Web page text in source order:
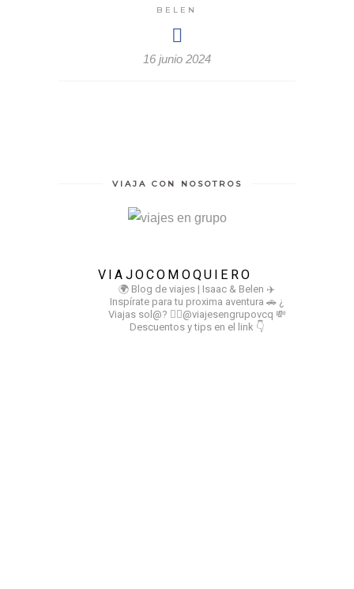
BELEN
16 junio 2024
VIAJA CON NOSOTROS
VIAJOCOMOQUIERO
🌍 Blog de viajes | Isaac & Belen ✈️
Inspírate para tu proxima aventura 🚗 ¿
Viajas sol@? 👉🏻@viajesengrupovcq 💸
Descuentos y tips en el link 👇